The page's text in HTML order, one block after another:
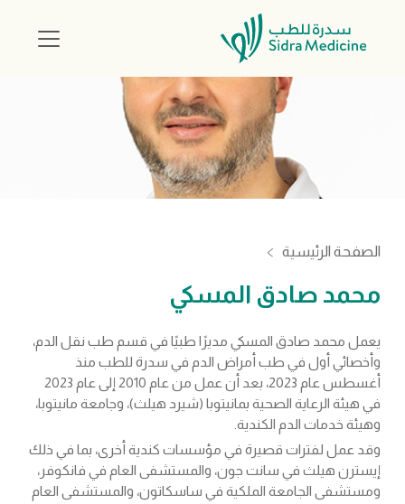
الصفحة الرئيسية
محمد صادق المسكي
يعمل محمد صادق المسكي مديرًا طبيًا في قسم طب نقل الدم،
وأخصائي أول في طب أمراض الدم في سدرة للطب منذ
أغسطس عام 2023، بعد أن عمل من عام 2010 إلى عام 2023
في هيئة الرعاية الصحية بمانيتوبا (شيرد هيلث)، وجامعة مانيتوبا،
وهيئة خدمات الدم الكندية.
وقد عمل لفترات قصيرة في مؤسسات كندية أخرى، بما في ذلك
إيسترن هيلث في سانت جون، والمستشفى العام في فانكوفر،
ومستشفى الجامعة الملكية في ساسكاتون، والمستشفى العام